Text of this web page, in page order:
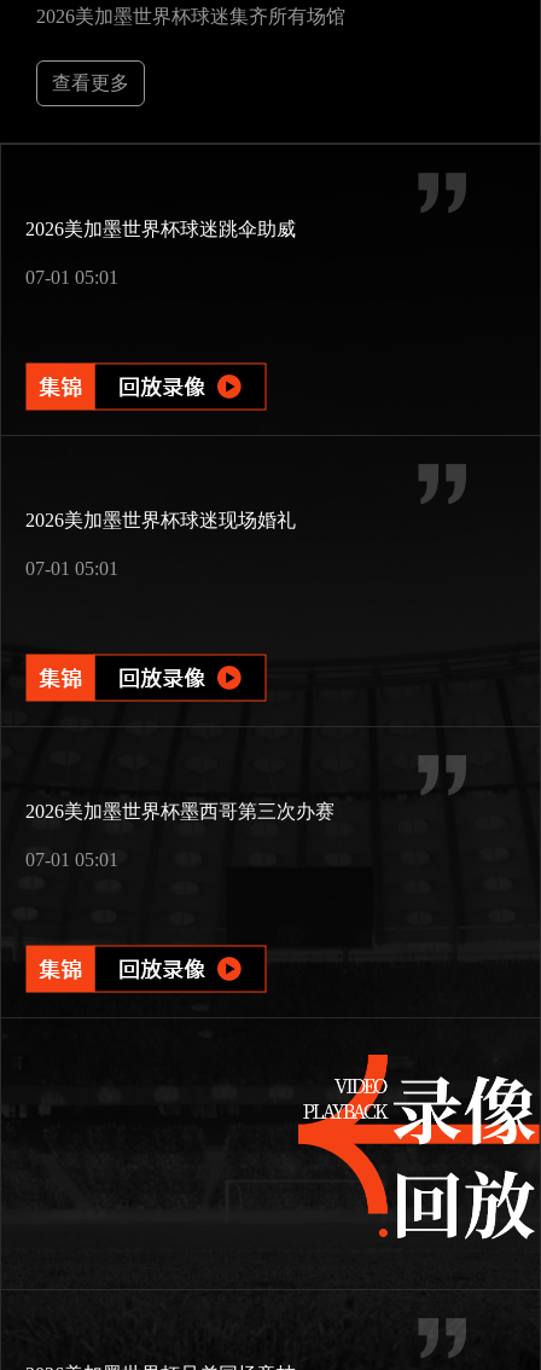
2026美加墨世界杯球迷集齐所有场馆
查看更多
2026美加墨世界杯球迷跳伞助威
07-01 05:01
2026美加墨世界杯球迷现场婚礼
07-01 05:01
2026美加墨世界杯墨西哥第三次办赛
07-01 05:01